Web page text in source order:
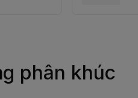
phân khúc